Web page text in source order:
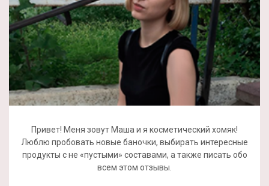
Привет! Меня зовут Маша и я косметический хомяк!
Люблю пробовать новые баночки, выбирать интересные
продукты с не «пустыми» составами, а также писать обо
всем этом отзывы.